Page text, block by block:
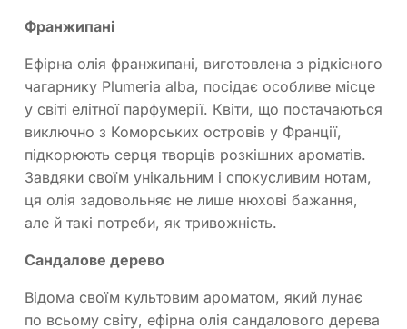
Франжипані
Ефірна олія франжипані, виготовлена з рідкісного
чагарнику Plumeria alba, посідає особливе місце
у світі елітної парфумерії. Квіти, що постачаються
виключно з Коморських островів у Франції,
підкорюють серця творців розкішних ароматів.
Завдяки своїм унікальним і спокусливим нотам,
ця олія задовольняє не лише нюхові бажання,
але й такі потреби, як тривожність.
Сандалове дерево
Відома своїм культовим ароматом, який лунає
по всьому світу, ефірна олія сандалового дерева